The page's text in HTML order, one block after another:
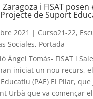
i FISAT posen
de Suport
2021 | Curso21-22,
Sociales, Portada
Ángel Tomás- FISAT i
iniciat un nou recurs,
(PAE) El Pilar,
Urbà que va començar